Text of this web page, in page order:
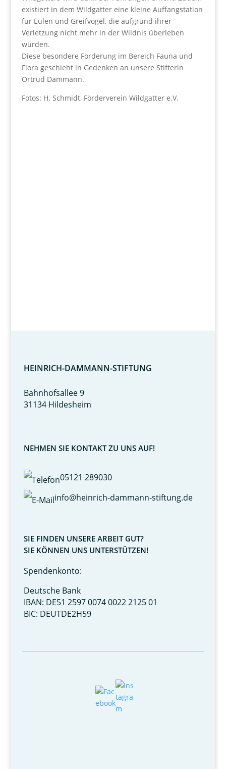
existiert in dem Wildgatter eine kleine Auffangstation
für Eulen und Greifvögel, die aufgrund ihrer
Verletzung nicht mehr in der Wildnis überleben
würden.
Diese besondere Förderung im Bereich Fauna und
Flora geschieht in Gedenken an unsere Stifterin
Ortrud Dammann.
Fotos: H. Schmidt, Förderverein Wildgatter e.V.
HEINRICH-DAMMANN-STIFTUNG
Bahnhofsallee 9
31134 Hildesheim
NEHMEN SIE KONTAKT ZU UNS AUF!
05121 289030
info@heinrich-dammann-stiftung.de
SIE FINDEN UNSERE ARBEIT GUT?
SIE KÖNNEN UNS UNTERSTÜTZEN!
Spendenkonto:
Deutsche Bank
IBAN: DE51 2597 0074 0022 2125 01
BIC: DEUTDE2H59